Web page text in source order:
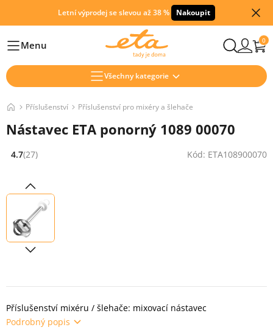
Letní výprodej se slevou až 38 % Nakoupit
HlavníMenu 0
Všechny kategorie
Příslušenství Příslušenství pro mixéry a šlehače
Nástavec ETA ponorný 1089 00070
Hodnocení: 4.7 z 5 (27 recenzí)
4.7(27) Kód: ETA108900070
Příslušenství mixéru / šlehače: mixovací nástavec
Podrobný popis